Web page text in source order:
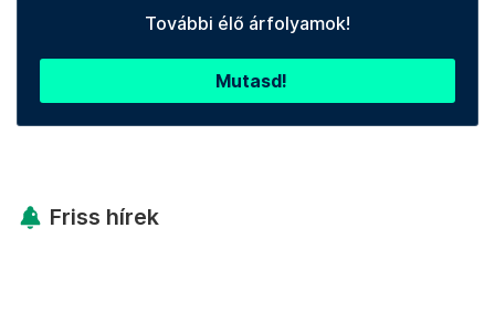
További élő árfolyamok!
Mutasd!
Friss hírek